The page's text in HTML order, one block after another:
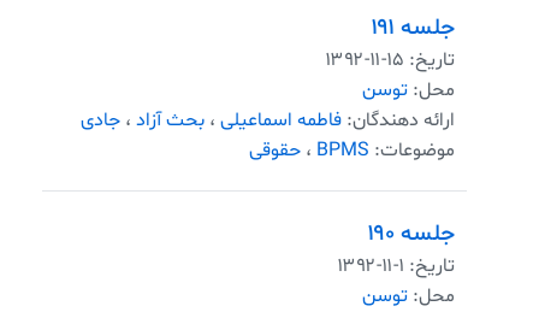
جلسه ۱۹۱
تاریخ: ۱۳۹۲-۱۱-۱۵
محل: توسن
ارائه دهندگان: فاطمه اسماعیلی ، بحث آزاد ، جادی
موضوعات: BPMS ، حقوقی
جلسه ۱۹۰
تاریخ: ۱۳۹۲-۱۱-۱
محل: توسن